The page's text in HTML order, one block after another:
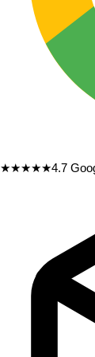
★★★★★4.7